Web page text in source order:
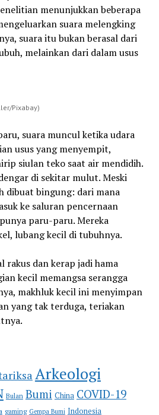
menunjukkan beberapa
suara melengking
suara itu bukan berasal dari
melainkan dari dalam usus
Pixabay)
suara muncul ketika udara
usus yang menyempit,
siulan teko saat air mendidih.
di sekitar mulut. Meski
dibuat bingung: dari mana
ke saluran pencernaan
paru-paru. Mereka
lubang kecil di tubuhnya.
rakus dan kerap jadi hama
kecil memangsa serangga
makhluk kecil ini menyimpan
yang tak terduga, teriakan
Arkeologi
Bulan Bumi China COVID-19
gaming Gempa Bumi Indonesia